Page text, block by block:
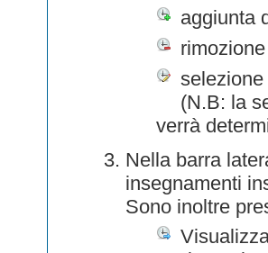
aggiunta
(N.B: la
verrà
Nella barra
insegnamenti
Sono inoltre